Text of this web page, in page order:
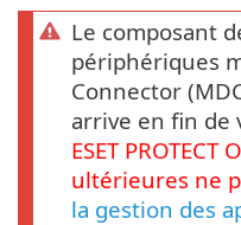
Le composant
périphériques
Connector
arrive en fin de
ESET PROTECT
ultérieures ne
la gestion des